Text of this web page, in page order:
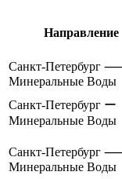
Направление
Санкт-Петербург
Минеральные Воды
Санкт-Петербург ー
Минеральные Воды
Санкт-Петербург
Минеральные Воды